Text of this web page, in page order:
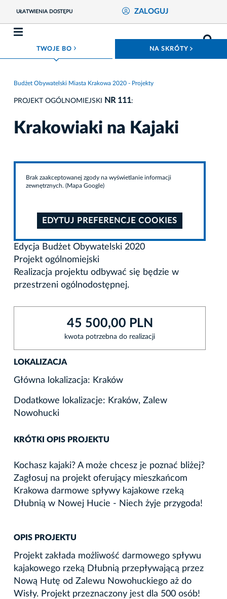
UŁATWIENIA DOSTĘPU ZALOGUJ
TWOJE BO ROZWIŃ MENU NA SKRÓTY
Budżet Obywatelski Miasta Krakowa 2020 - Projekty
PROJEKT OGÓLNOMIEJSKI NR 111:
Krakowiaki na Kajaki
Brak zaakceptowanej zgody na wyświetlanie informacji
zewnętrznych. (Mapa Google)
EDYTUJ PREFERENCJE COOKIES
Edycja Budżet Obywatelski 2020
Projekt ogólnomiejski
Realizacja projektu odbywać się będzie w
przestrzeni ogólnodostępnej.
45 500,00 PLN
kwota potrzebna do realizacji
LOKALIZACJA
Główna lokalizacja: Kraków
Dodatkowe lokalizacje: Kraków, Zalew
Nowohucki
KRÓTKI OPIS PROJEKTU
Kochasz kajaki? A może chcesz je poznać bliżej?
Zagłosuj na projekt oferujący mieszkańcom
Krakowa darmowe spływy kajakowe rzeką
Dłubnią w Nowej Hucie - Niech żyje przygoda!
OPIS PROJEKTU
Projekt zakłada możliwość darmowego spływu
kajakowego rzeką Dłubnią przepływającą przez
Nową Hutę od Zalewu Nowohuckiego aż do
Wisły. Projekt przeznaczony jest dla 500 osób!